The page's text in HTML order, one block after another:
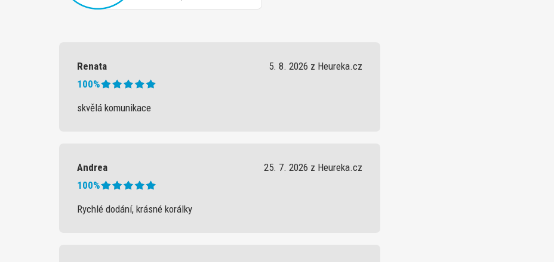
Renata
5. 8. 2026 z Heureka.cz
100%
skvělá komunikace
Andrea
25. 7. 2026 z Heureka.cz
100%
Rychlé dodání, krásné korálky